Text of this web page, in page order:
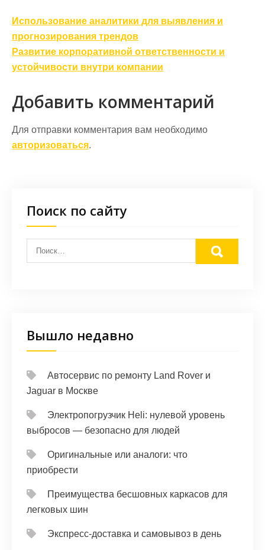
Навигация
по
записям
Использование аналитики для выявления и
прогнозирования трендов
Развитие корпоративной ответственности и
устойчивости внутри компании
Добавить комментарий
Для отправки комментария вам необходимо
авторизоваться.
Поиск по сайту
Вышло недавно
Автосервис по ремонту Land Rover и
Jaguar в Москве
Электропогрузчик Heli: нулевой уровень
выбросов — безопасно для людей
Оригинальные или аналоги: что
приобрести
Преимущества бесшовных каркасов для
легковых шин
Экспресс-доставка и самовывоз в день